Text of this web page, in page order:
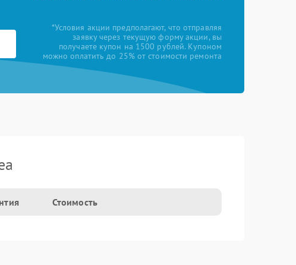
*Условия акции предполагают, что отправляя
заявку через текущую форму акции, вы
получаете купон на 1500 рублей. Купоном
можно оплатить до 25% от стоимости ремонта
Стоимость